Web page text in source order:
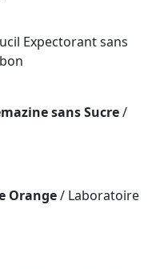
Expectorant sans
sans Sucre/
Orange/ Laboratoire